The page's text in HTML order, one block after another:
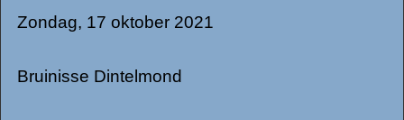
Zondag, 17 oktober 2021
Bruinisse Dintelmond